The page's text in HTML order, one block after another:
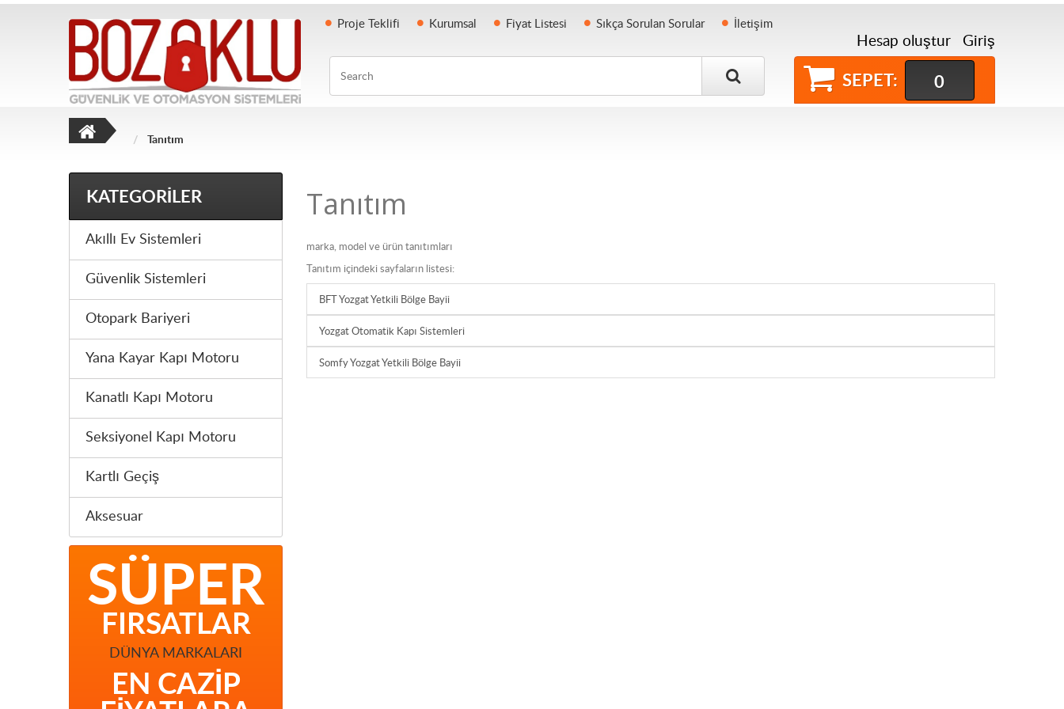
Proje Teklifi Kurumsal Fiyat Listesi Sıkça Sorulan Sorular İletişim
Hesap oluştur Giriş
Search
SEPET: 0
Tanıtım
Tanıtım
marka, model ve ürün tanıtımları
Tanıtım içindeki sayfaların listesi:
BFT Yozgat Yetkili Bölge Bayii
Yozgat Otomatik Kapı Sistemleri
Somfy Yozgat Yetkili Bölge Bayii
KATEGORILER
Akıllı Ev Sistemleri
Güvenlik Sistemleri
Otopark Bariyeri
Yana Kayar Kapı Motoru
Kanatlı Kapı Motoru
Seksiyonel Kapı Motoru
Kartlı Geçiş
Aksesuar
SÜPER
FIRSATLAR
DÜNYA MARKALARI
EN CAZIP